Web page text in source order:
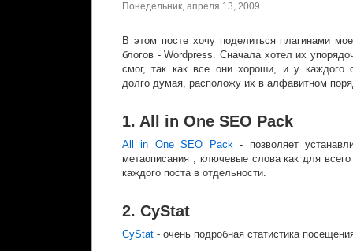
Понедельник, апреля 13, 2009
В этом посте хочу поделиться плагинами
блогов - Wordpress. Сначала хотел их
смог, так как все они хороши, и у каждого
долго думая, расположу их в алфавитном
1. All in One SEO Pack
All in One SEO Pack- позволяет
метаописания , ключевые слова как для
каждого поста в отдельности.
2. CyStat
CyStat - очень подробная статистика